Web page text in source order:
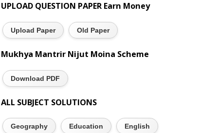
UPLOAD QUESTION PAPER Earn Money
Upload Paper Old Paper
Mukhya Mantrir Nijut Moina Scheme
Download PDF
ALL SUBJECT SOLUTIONS
Geography Education English